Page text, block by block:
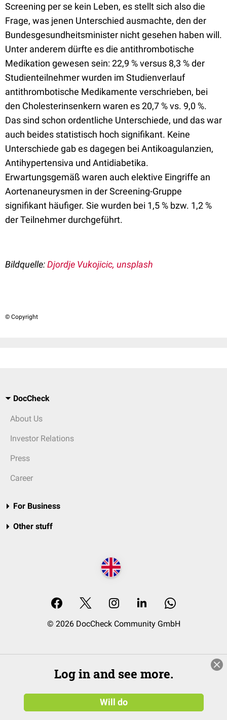
Screening per se kein Leben, es stellt sich also die
Frage, was jenen Unterschied ausmachte, den der
Bundesgesundheitsminister nicht gesehen haben will.
Unter anderem dürfte es die antithrombotische
Medikation gewesen sein: 22,9 % versus 8,3 % der
Studienteilnehmer wurden im Studienverlauf
antithrombotische Medikamente verschrieben, bei
den Cholesterinsenkern waren es 20,7 % vs. 9,0 %.
Das sind schon ordentliche Unterschiede, und das war
auch beides statistisch hoch signifikant. Keine
Unterschiede gab es dagegen bei Antikoagulanzien,
Antihypertensiva und Antidiabetika.
Erwartungsgemäß waren auch elektive Eingriffe an
Aortenaneurysmen in der Screening-Gruppe
signifikant häufiger. Sie wurden bei 1,5 % bzw. 1,2 %
der Teilnehmer durchgeführt.
Bildquelle:Djordje Vukojicic, unsplash
© Copyright
DocCheck
About Us
Investor Relations
Press
Career
For Business
Other stuff
© 2026 DocCheck Community GmbH
Log in and see more.
Will do